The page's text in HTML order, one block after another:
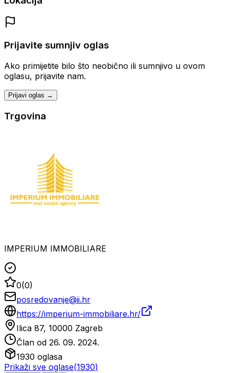
Prijavite sumnjiv oglas
Ako primijetite bilo što neobično ili sumnjivo u ovom
oglasu, prijavite nam.
Prijavi oglas →
Trgovina
IMPERIUM IMMOBILIARE
0(0)
posredovanje@ii.hr
https://imperium-immobiliare.hr/
Ilica 87, 10000 Zagreb
Član od 26. 09. 2024.
1930 oglasa
Prikaži sve oglase(1930)